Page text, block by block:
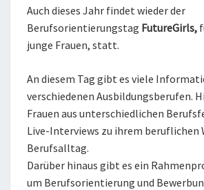
Auch dieses Jahr findet wieder der
Berufsorientierungstag FutureGirls,
junge Frauen, statt.
An diesem Tag gibt es viele
verschiedenen Ausbildungsberufen.
Frauen aus unterschiedlichen
Live-Interviews zu ihrem beruflichen
Berufsalltag.
Darüber hinaus gibt es ein
um Berufsorientierung und